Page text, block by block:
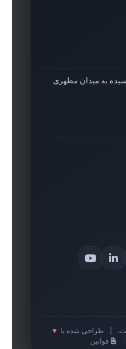
به میدان مطهری
طراحی شده با ♥
قوانین